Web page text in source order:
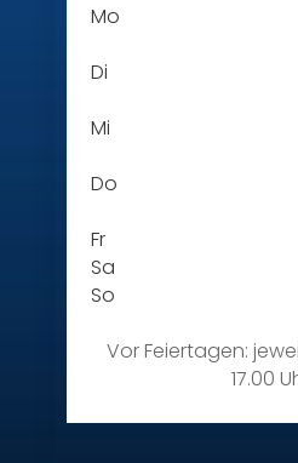
Mo
Di
Mi
Do
Fr
Sa
So
Vor Feiertagen:
17.00